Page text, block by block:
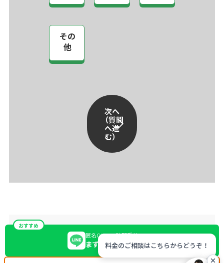
その
他
次へ
（質問
へ進
む）
おすすめ
匿名OK・24時間受付
まずはLINEで無料相談
料金のご相談はこちらからどうぞ！